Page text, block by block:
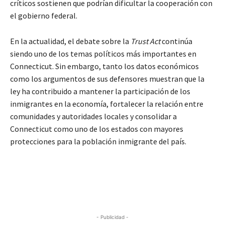
críticos sostienen que podrían dificultar la cooperación con
el gobierno federal.
En la actualidad, el debate sobre la Trust Actcontinúa
siendo uno de los temas políticos más importantes en
Connecticut. Sin embargo, tanto los datos económicos
como los argumentos de sus defensores muestran que la
ley ha contribuido a mantener la participación de los
inmigrantes en la economía, fortalecer la relación entre
comunidades y autoridades locales y consolidar a
Connecticut como uno de los estados con mayores
protecciones para la población inmigrante del país.
- Publicidad -